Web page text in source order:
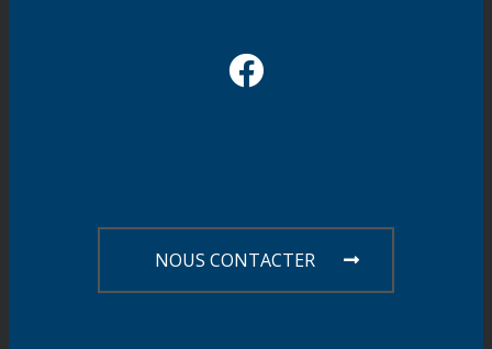
NOUS CONTACTER